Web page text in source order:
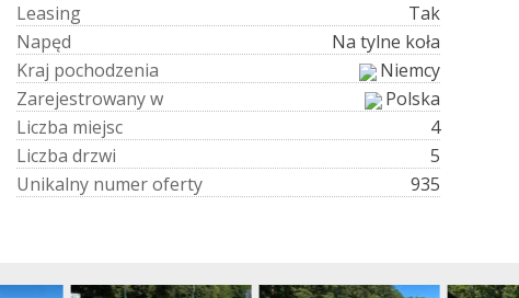
Leasing
Tak
Napęd
Na tylne koła
Kraj pochodzenia
Niemcy
Zarejestrowanyw
Polska
Liczba miejsc
4
Liczba drzwi
5
Unikalny numeroferty 935